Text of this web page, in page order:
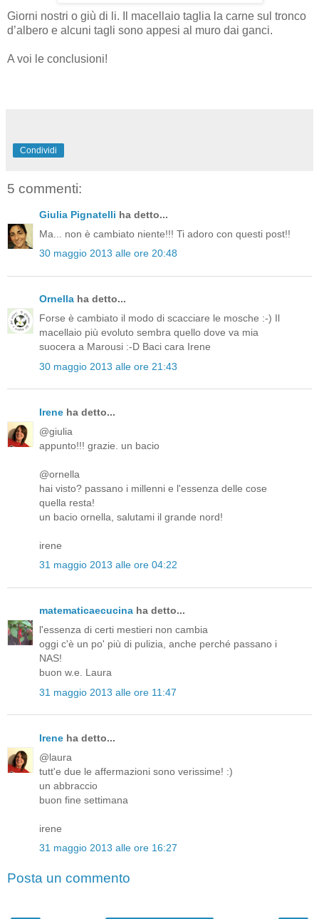
Giorni nostri o giù di li. Il macellaio taglia la carne sul tronco
d’albero e alcuni tagli sono appesi al muro dai ganci.
A voi le conclusioni!
Condividi
5 commenti:
Giulia Pignatelli ha detto...
Ma... non è cambiato niente!!! Ti adoro con questi post!!
30 maggio 2013 alle ore 20:48
Ornella ha detto...
Forse è cambiato il modo di scacciare le mosche :-) Il
macellaio più evoluto sembra quello dove va mia
suocera a Marousi :-D Baci cara Irene
30 maggio 2013 alle ore 21:43
Irene ha detto...
@giulia
appunto!!! grazie. un bacio
@ornella
hai visto? passano i millenni e l'essenza delle cose
quella resta!
un bacio ornella, salutami il grande nord!
irene
31 maggio 2013 alle ore 04:22
matematicaecucina ha detto...
l'essenza di certi mestieri non cambia
oggi c'è un po' più di pulizia, anche perché passano i
NAS!
buon w.e. Laura
31 maggio 2013 alle ore 11:47
Irene ha detto...
@laura
tutt'e due le affermazioni sono verissime! :)
un abbraccio
buon fine settimana
irene
31 maggio 2013 alle ore 16:27
Posta un commento